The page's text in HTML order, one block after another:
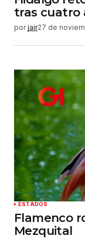
tras cuatro
por jair27 de
ESTADOS
Flamenco
Mezquital